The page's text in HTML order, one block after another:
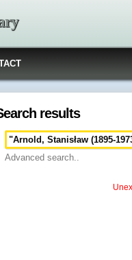
results
Advanced search..